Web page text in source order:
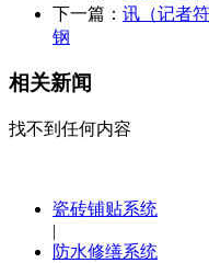
下一篇： 讯（记者
钢
相关新闻
找不到任何内容
瓷砖铺贴系统
|
防水修缮系统